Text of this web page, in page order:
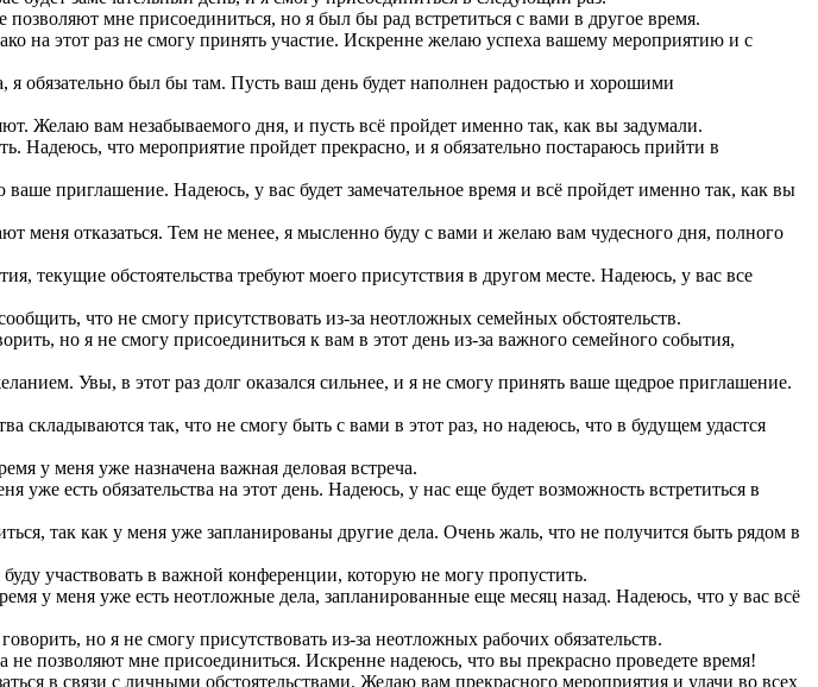
мне присоединиться, но я был бы рад встретиться с вами в другое время.
этот раз не смогу принять участие. Искренне желаю успеха вашему мероприятию и с
обязательно был бы там. Пусть ваш день будет наполнен радостью и хорошими
Желаю вам незабываемого дня, и пусть всё пройдет именно так, как вы задумали.
что мероприятие пройдет прекрасно, и я обязательно постараюсь прийти в
приглашение. Надеюсь, у вас будет замечательное время и всё пройдет именно так, как вы
меня отказаться. Тем не менее, я мысленно буду с вами и желаю вам чудесного дня, полного
текущие обстоятельства требуют моего присутствия в другом месте. Надеюсь, у вас все
что не смогу присутствовать из-за неотложных семейных обстоятельств.
но я не смогу присоединиться к вам в этот день из-за важного семейного события,
Увы, в этот раз долг оказался сильнее, и я не смогу принять ваше щедрое приглашение.
складываются так, что не смогу быть с вами в этот раз, но надеюсь, что в будущем удастся
у меня уже назначена важная деловая встреча.
есть обязательства на этот день. Надеюсь, у нас еще будет возможность встретиться в
так как у меня уже запланированы другие дела. Очень жаль, что не получится быть рядом в
участвовать в важной конференции, которую не могу пропустить.
у меня уже есть неотложные дела, запланированные еще месяц назад. Надеюсь, что у вас всё
но я не смогу присутствовать из-за неотложных рабочих обязательств.
позволяют мне присоединиться. Искренне надеюсь, что вы прекрасно проведете время!
в связи с личными обстоятельствами. Желаю вам прекрасного мероприятия и удачи во всех